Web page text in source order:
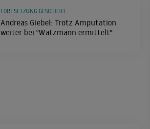
Andreas Giebel: Trotz Amputation
weiter bei "Watzmann ermittelt"
FORTSETZUNG GESICHERT